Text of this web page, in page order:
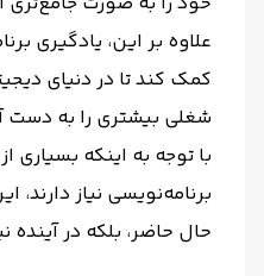
علاوه بر این، یادگیری
کمک کند تا در دنیای
شغلی بیشتری را به دست
با توجه به اینکه
برنامه‌نویسی نیاز دارند،
حال حاضر، بلکه در آینده